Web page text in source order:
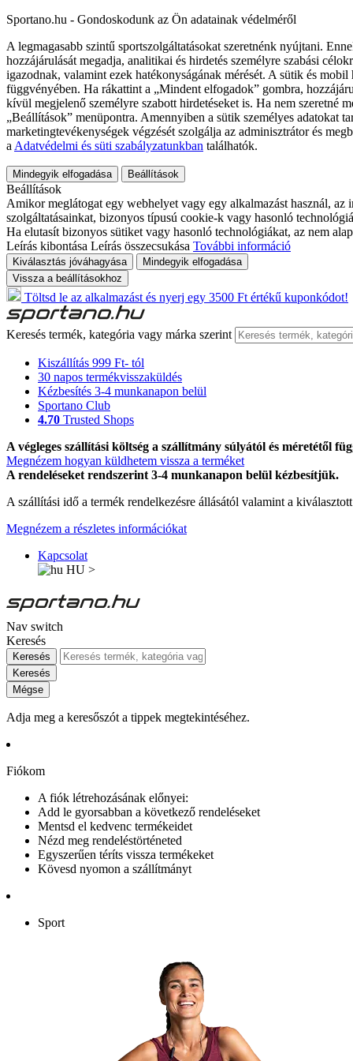
Sportano.hu - Gondoskodunk az Ön adatainak védelméről
A legmagasabb szintű sportszolgáltatásokat szeretnénk nyújtani.
hozzájárulását megadja, analitikai és hirdetés személyre szabási
igazodnak, valamint ezek hatékonyságának mérését. A sütik és
függvényében. Ha rákattint a „Mindent elfogadok” gombra,
kívül megjelenő személyre szabott hirdetéseket is. Ha nem szeretné
„Beállítások” menüpontra. Amennyiben a sütik személyes adatokat
marketingtevékenységek végzését szolgálja az adminisztrátor és
a Adatvédelmi és süti szabályzatunkban találhatók.
Mindegyik elfogadása Beállítások
Beállítások
Amikor meglátogat egy webhelyet vagy egy alkalmazást használ,
szolgáltatásainkat, bizonyos típusú cookie-k vagy hasonló
Ha elutasít bizonyos sütiket vagy hasonló technológiákat, az nem
Leírás kibontása Leírás összecsukása További információ
Kiválasztás jóváhagyása
Mindegyik elfogadása
Vissza a beállításokhoz
Töltsd le az alkalmazást és nyerj egy 3500 Ft értékű kuponkódot!
Keresés termék, kategória vagy márka szerint
Kiszállítás 999 Ft- tól
30 napos termékvisszaküldés
Kézbesítés 3-4 munkanapon belül
Sportano Club
4.70 Trusted Shops
A végleges szállítási költség a szállítmány súlyától és méretétől
Megnézem hogyan küldhetem vissza a terméket
A rendeléseket rendszerint 3-4 munkanapon belül kézbesítjük.
A szállítási idő a termék rendelkezésre állásától valamint a
Megnézem a részletes információkat
Kapcsolat
HU >
Nav switch
Keresés
Keresés
Keresés
Mégse
Adja meg a keresőszót a tippek megtekintéséhez.
Fiókom
A fiók létrehozásának előnyei:
Add le gyorsabban a következő rendeléseket
Mentsd el kedvenc termékeidet
Nézd meg rendeléstörténeted
Egyszerűen téríts vissza termékeket
Kövesd nyomon a szállítmányt
Sport